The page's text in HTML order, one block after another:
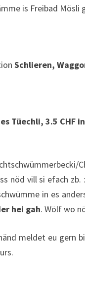
is Freibad Mösli
Schlieren,
es Tüechli, 3.5 CHF
nöd vill si efach
in es
hei gah. Wölf wo
meldet eu gern